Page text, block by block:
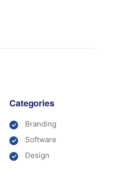
Categories
Branding
Software
Design